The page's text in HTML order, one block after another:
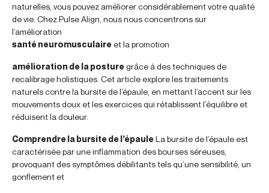
naturelles, vous pouvez améliorer considérablement votre qualité
de vie. Chez Pulse Align, nous nous concentrons sur
l’amélioration
santé neuromusculaireet la promotion
amélioration de la posture grâce à des techniques de
recalibrage holistiques. Cet article explore les traitements
naturels contre la bursite de l’épaule, en mettant l’accent sur les
mouvements doux et les exercices qui rétablissent l’équilibre et
réduisent la douleur.
Comprendre la bursite de l’épauleLa bursite de l’épaule est
caractérisée par une inflammation des bourses séreuses,
provoquant des symptômes débilitants tels qu’une sensibilité, un
gonflement et